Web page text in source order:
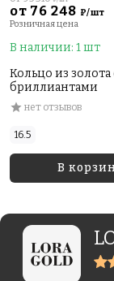
от 76 248 ₽/шт
Розничная цена
В наличии: 1 шт
Кольцо из золота
бриллиантами
нет отзывов
16.5
В